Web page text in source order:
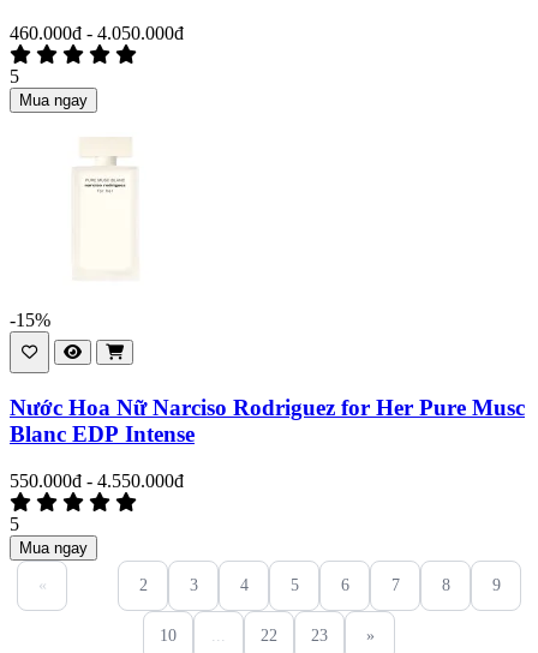
460.000đ - 4.050.000đ
5
Mua ngay
-15%
Nước Hoa Nữ Narciso Rodriguez for Her Pure Musc
Blanc EDP Intense
550.000đ - 4.550.000đ
5
Mua ngay
« 2 3 4 5 6 7 8 9
10 ... 22 23 »